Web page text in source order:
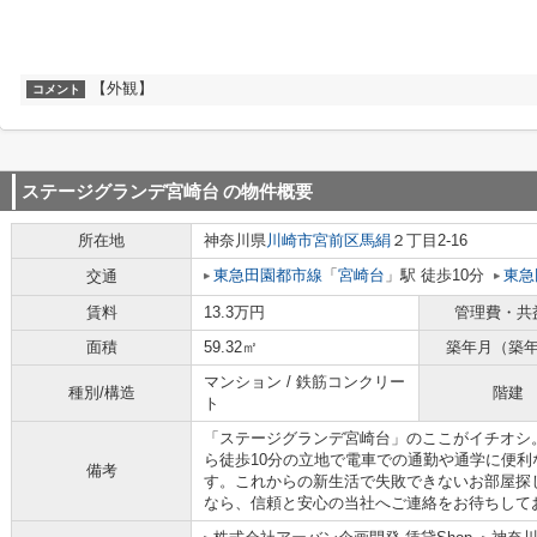
コメント 【外観】
ステージグランデ宮崎台 の物件概要
所在地 神奈川県川崎市宮前区馬絹 ２丁目2-16
交通
東急田園都市線 「 宮崎台 」駅 徒歩10分 東
賃料 13.3万円
管理費・共
面積
59.32㎡ 築年月（築
種別/構造
マンション / 鉄筋コンクリー
ト
階建
備考
「ステージグランデ宮崎台」のここがイチオ
ら徒歩10分の立地で電車での通勤や通学に便
す。これからの新生活で失敗できないお部屋
なら、信頼と安心の当社へご連絡をお待ちして